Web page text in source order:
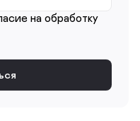
на обработку